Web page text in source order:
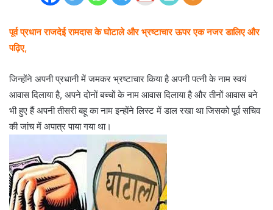
पूर्व प्रधान राजदेई रामदास के घोटाले और भ्रष्टाचार ऊपर एक नजर डालिए और
पढ़िए,
जिन्होंने अपनी प्रधानी में जमकर भ्रष्टाचार किया है अपनी पत्नी के नाम स्वयं
आवास दिलाया है, अपने दोनों बच्चों के नाम आवास दिलाया है और तीनों आवास बने
भी हुए हैं अपनी तीसरी बहू का नाम इन्होंने लिस्ट में डाल रखा था जिसको पूर्व सचिव
की जांच में अपात्र पाया गया था।